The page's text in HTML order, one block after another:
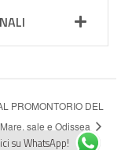
PROMONTORIO DEL
sale e Odissea
su WhatsApp!